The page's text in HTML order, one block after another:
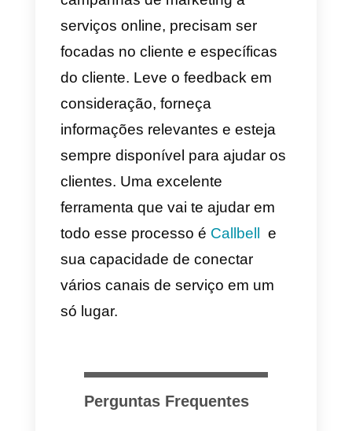
perspicazes, portanto, se
perceberem que alguma
informação está faltando em sua
conta. Eles podem desconfiar de
você.
6) Atendimento ao cliente
fenomenal
O atendimento ao cliente é um
pilar muito importante na
certeza de que seus